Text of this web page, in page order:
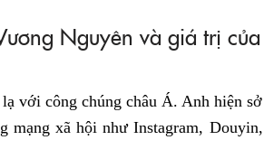
Nguyên và giá trị của
với công chúng châu Á. Anh hiện sở
mạng xã hội như Instagram, Douyin,